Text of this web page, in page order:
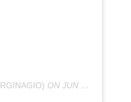
ON JUN 13, 2020 AT 9:10AM PDT